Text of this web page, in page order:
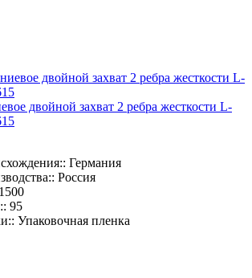
двойной захват 2 ребра жесткости L-
Германия
Россия
95
Упаковочная пленка